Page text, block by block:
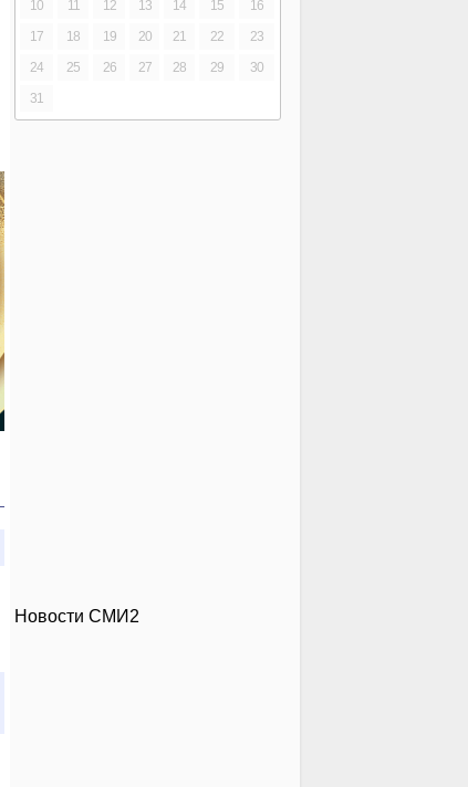
10
11 12 13 14 15
16
17
18 19 20 21 22
23
24
25 26 27 28 29
30
31
Новости СМИ2